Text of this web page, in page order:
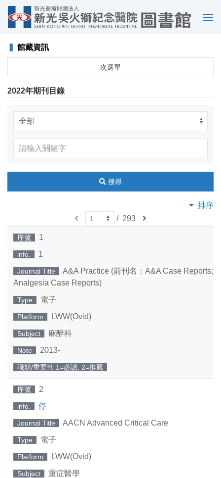
選
館藏資訊
次選單
2022年期刊目錄
搜尋
排序
/ 293
下
序號 1
info. 1
Journal Title
A&A Practice (前刊名：A&A Case Reports;
Analgesia Case Reports)
Type 電子
Platform LWW(Ovid)
Subject 麻醉科
Note 2013-
職類/重要性 1=必讀, 2=推薦
序號 2
info. 停
Journal Title AACN Advanced Critical Care
Type 電子
Platform LWW(Ovid)
Subject 重症醫學